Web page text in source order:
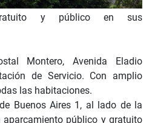
y público en sus
Montero, Avenida Eladio
de Servicio. Con amplio
las habitaciones.
Buenos Aires 1, al lado de la
aparcamiento público y gratuito